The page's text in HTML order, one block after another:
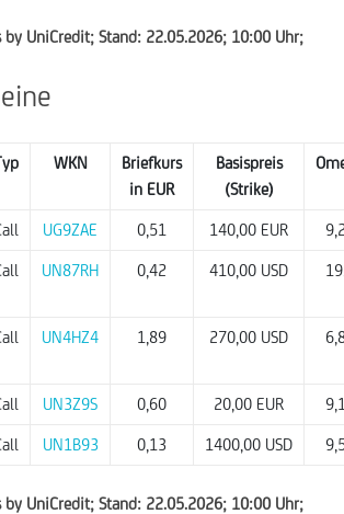
by UniCredit; Stand: 22.05.2026; 10:00 Uhr;
WKN
Briefkurs
in EUR
Basispreis
(Strike)
UG9ZAE 0,51 140,00 EUR
UN87RH 0,42 410,00 USD
UN4HZ4 1,89 270,00 USD
UN3Z9S 0,60 20,00 EUR
UN1B93 0,13 1400,00 USD
by UniCredit; Stand: 22.05.2026; 10:00 Uhr;